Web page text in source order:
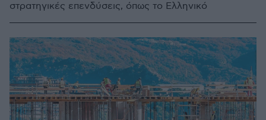
στρατηγικές επενδύσεις, όπως το Ελληνικό